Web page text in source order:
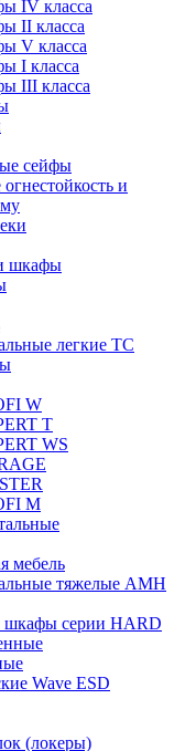
IV класса
II класса
V класса
I класса
III класса
сейфы
и
шкафы
легкие ТС
W
T
WS
M
мебель
тяжелые AMH
шкафы серии HARD
Wave ESD
(локеры)